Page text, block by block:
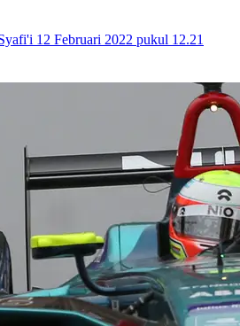
12 Februari 2022 pukul 12.21